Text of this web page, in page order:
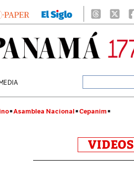
Asamblea Nacional Cepanim
VIDEOS